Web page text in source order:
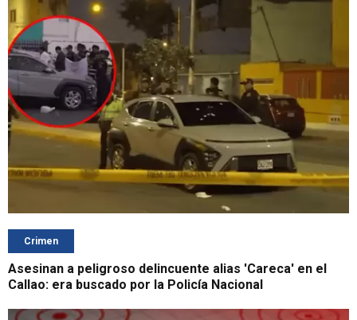
Crimen
Asesinan a peligroso delincuente alias 'Careca' en el
Callao: era buscado por la Policía Nacional